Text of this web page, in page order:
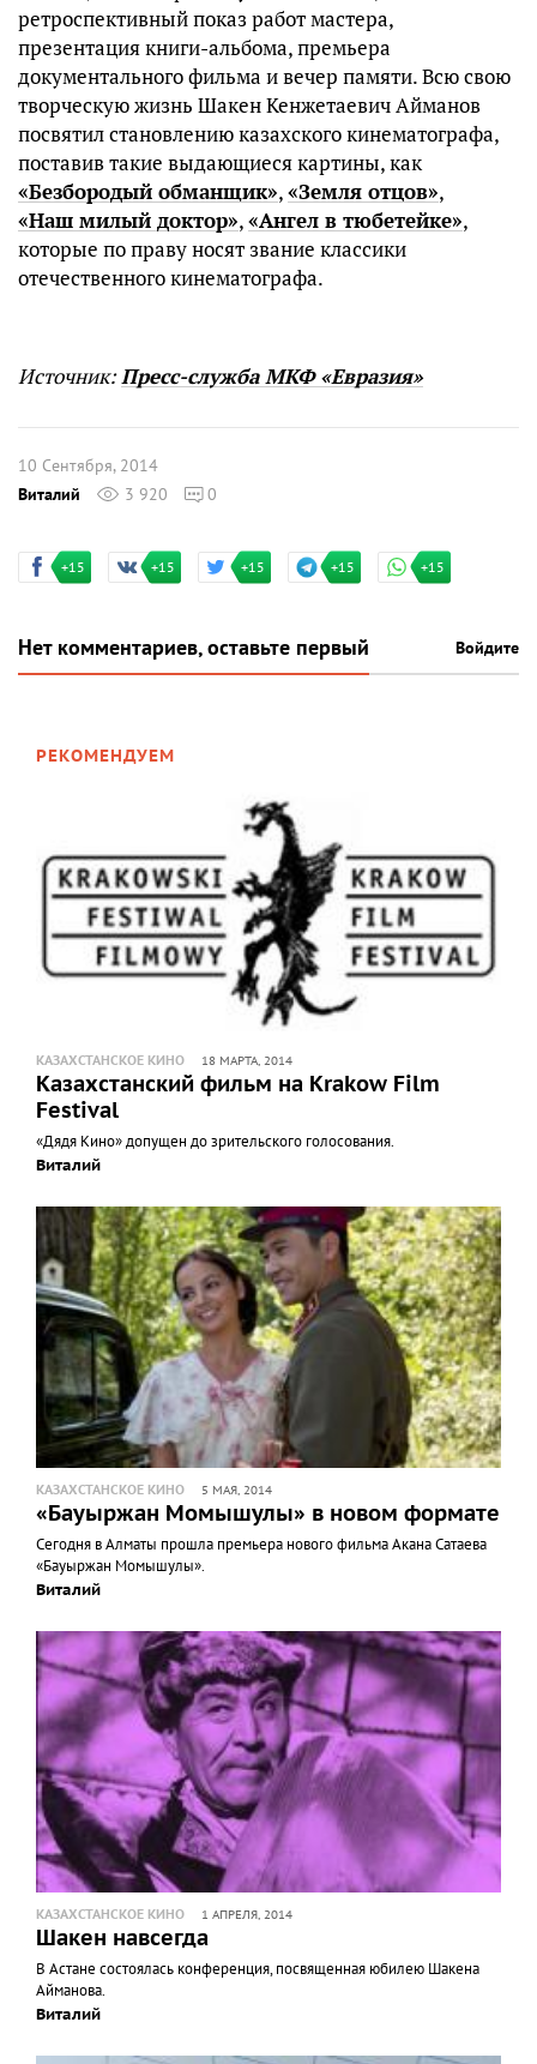
ретроспективный показ работ мастера,
презентация книги-альбома, премьера
документального фильма и вечер памяти. Всю свою
творческую жизнь Шакен Кенжетаевич Айманов
посвятил становлению казахского кинематографа,
поставив такие выдающиеся картины, как
«Безбородый обманщик»,«Земля отцов»,
«Наш милый доктор»,«Ангел в тюбетейке»,
которые по праву носят звание классики
отечественного кинематографа.
Источник:Пресс-служба МКФ «Евразия»
10 Сентября, 2014
Виталий
3 920 0
+15 +15 +15 +15 +15
Нет комментариев, оставьте первый Войдите
РЕКОМЕНДУЕМ
КАЗАХСТАНСКОЕ КИНО 18 МАРТА, 2014
Казахстанский фильм на Krakow Film
Festival
«Дядя Кино» допущен до зрительского голосования.
Виталий
КАЗАХСТАНСКОЕ КИНО 5 МАЯ, 2014
«Бауыржан Момышулы» в новом формате
Сегодня в Алматы прошла премьера нового фильма Акана Сатаева
«Бауыржан Момышулы».
Виталий
КАЗАХСТАНСКОЕ КИНО 1 АПРЕЛЯ, 2014
Шакен навсегда
В Астане состоялась конференция, посвященная юбилею Шакена
Айманова.
Виталий